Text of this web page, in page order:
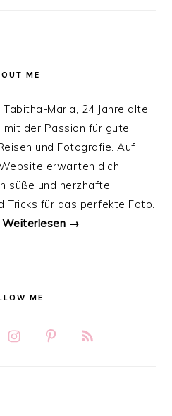
ME
Tabitha-Maria, 24 Jahre alte
mit der Passion für gute
und Fotografie. Auf
erwarten dich
süße und herzhafte
Tricks für das perfekte Foto.
Weiterlesen →
ME